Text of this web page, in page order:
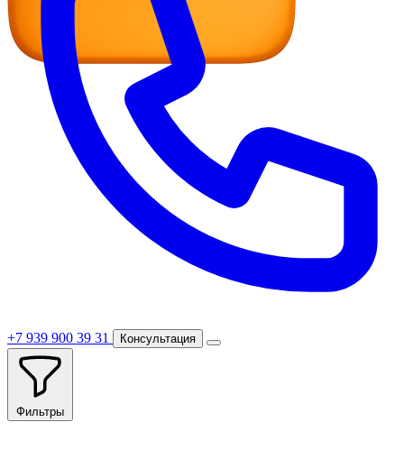
+7 939 900 39 31 Консультация
Фильтры